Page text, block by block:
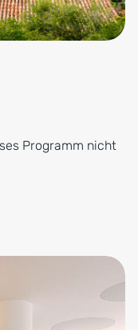
Programm nicht